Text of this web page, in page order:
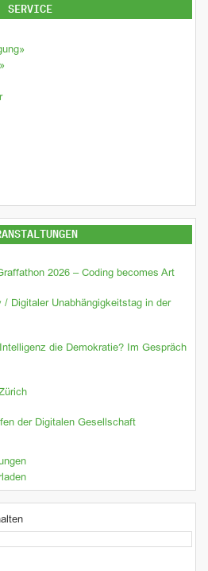
SERVICE
2026 – Coding becomes Art
/ Digitaler Unabhängigkeitstag in der
die Demokratie? Im Gespräch
der Digitalen Gesellschaft